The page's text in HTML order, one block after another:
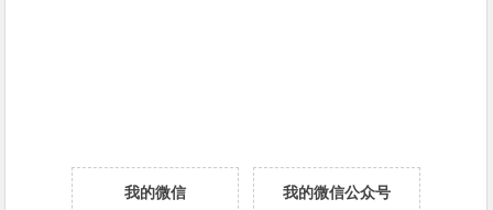
我的微信
我的微信公众号